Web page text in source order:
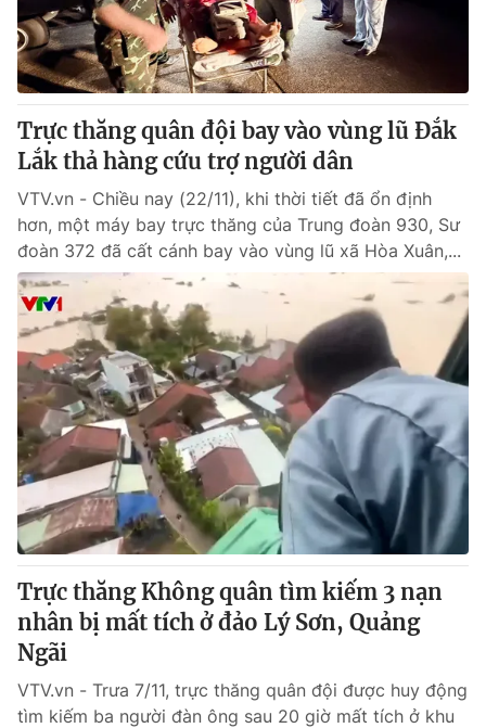
Thị trường 24h Tấm lòng Việt
VTV4 Vươn mình bằng AI
VTV9 VTV8
Liên hệ tòa soạn English
THỜI BÁO VTV
Theo dõi báo trên
Cơ quan chủ quản:Đài Truyền hình Việt Nam
Cơ quan báo chí:
Thời báo VTV
Giấy phép hoạt động báo in và báo điện tử số 483/GP-BTTTT
cấp ngày 29/12/2023
Tổng Biên tập:Vũ Thanh Thủy
Phó Tổng Biên tập:Nguyễn Thị Mỹ Hạnh, Phạm Quốc Thắng,
Nguyễn Trọng Ninh
Tổng đài VTV:
Ðiện thoại Thời báo VTV:
024.66 897 897
Email:toasoan@vtv.vn
Trực thăng quân đội bay vào vùng lũ Đắk
Lắk thả hàng cứu trợ người dân
VTV.vn - Chiều nay (22/11), khi thời tiết đã ổn định
hơn, một máy bay trực thăng của Trung đoàn 930, Sư
đoàn 372 đã cất cánh bay vào vùng lũ xã Hòa Xuân,...
Trực thăng Không quân tìm kiếm 3 nạn
nhân bị mất tích ở đảo Lý Sơn, Quảng
Ngãi
VTV.vn - Trưa 7/11, trực thăng quân đội được huy động
tìm kiếm ba người đàn ông sau 20 giờ mất tích ở khu